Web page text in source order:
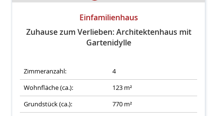
Einfamilienhaus
Zuhause zum Verlieben: Architektenhaus mit
Gartenidylle
Zimmeranzahl:
4
Wohnfläche (ca.):
123 m²
Grundstück (ca.):
770 m²